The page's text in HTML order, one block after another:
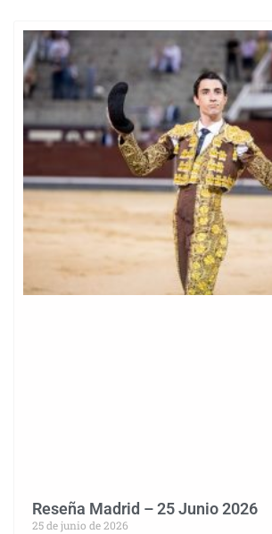
Reseña Madrid – 25 Junio 2026
25 de junio de 2026